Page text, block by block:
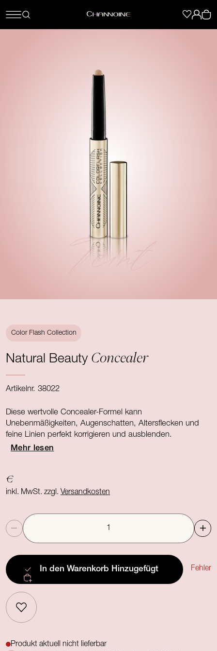
Teint
Color Flash Collection
Natural Beauty Concealer
Artikelnr. 38022
Diese wertvolle Concealer-Formel kann
Unebenmäßigkeiten, Augenschatten, Altersflecken und
feine Linien perfekt korrigieren und ausblenden.
Mehr lesen
€
inkl. MwSt. zzgl.Versandkosten
Anzahl
In den Warenkorb Hinzugefügt Fehler
Produkt aktuell nicht lieferbar